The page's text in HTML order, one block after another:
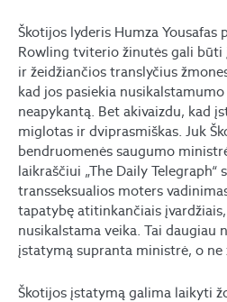
Škotijos lyderis Humza Yousafas
Rowling tviterio žinutės gali būti
ir žeidžiančios translyčius
kad jos pasiekia
neapykantą. Bet akivaizdu, kad
miglotas ir dviprasmiškas. Juk
bendruomenės saugumo
laikraščiui „The Daily Telegraph“
transseksualios moters
tapatybę atitinkančiais
nusikalstama veika. Tai daugiau
įstatymą supranta ministrė, o ne
Škotijos įstatymą galima laikyti